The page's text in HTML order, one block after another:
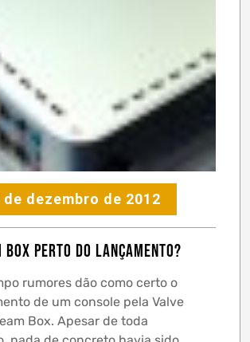
de dezembro de 2012
Box perto do lançamento?
rumores dão como certo o
de um console pela Valve
Box. Apesar de toda